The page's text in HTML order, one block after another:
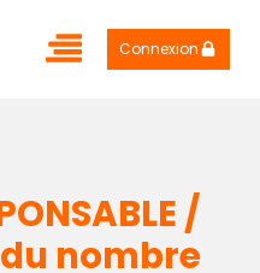
Connexion
/
nombre